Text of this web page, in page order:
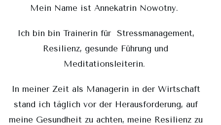
Mein Name ist Annekatrin Nowotny.
Ich bin bin Trainerin für Stressmanagement,
Resilienz, gesunde Führung und
Meditationsleiterin.
In meiner Zeit als Managerin in der Wirtschaft
stand ich täglich vor der Herausforderung, auf
meine Gesundheit zu achten, meine Resilienz zu